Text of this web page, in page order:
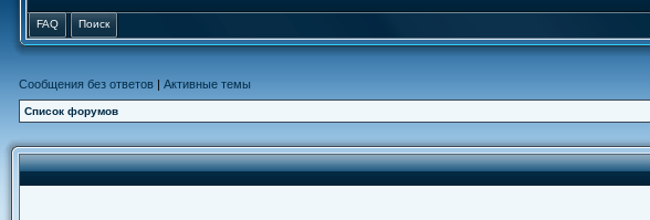
FAQ Поиск
Сообщения без ответов | Активные темы
Список форумов